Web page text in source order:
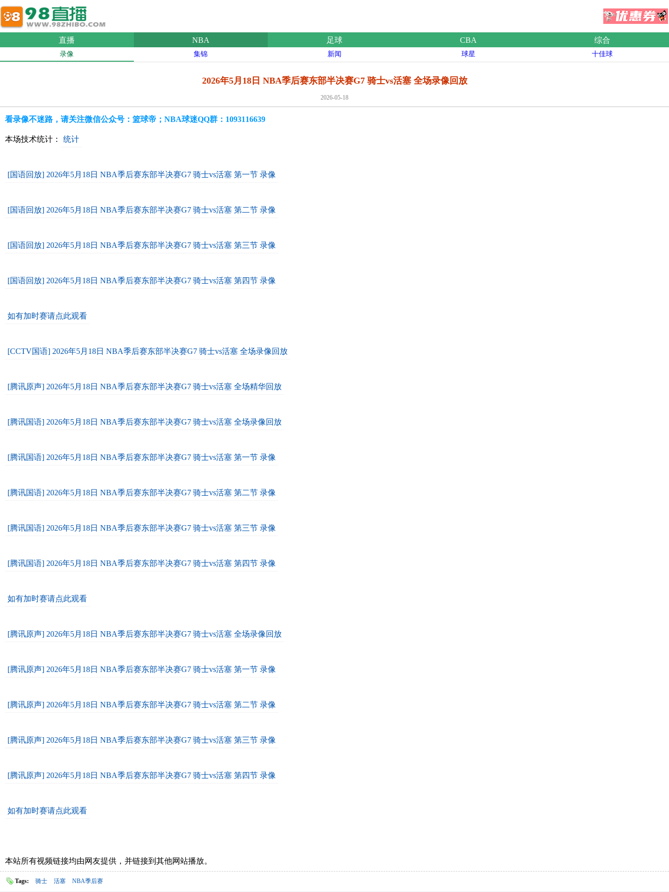
直播 NBA 足球 CBA 综合
录像 集锦 新闻 球星 十佳球
2026年5月18日 NBA季后赛东部半决赛G7 骑士vs活塞 全场录像回放
2026-05-18
看录像不迷路，请关注微信公众号：篮球帝；NBA球迷QQ群：1093116639
本场技术统计： 统计
[国语回放] 2026年5月18日 NBA季后赛东部半决赛G7 骑士vs活塞 第一节 录像
[国语回放] 2026年5月18日 NBA季后赛东部半决赛G7 骑士vs活塞 第二节 录像
[国语回放] 2026年5月18日 NBA季后赛东部半决赛G7 骑士vs活塞 第三节 录像
[国语回放] 2026年5月18日 NBA季后赛东部半决赛G7 骑士vs活塞 第四节 录像
如有加时赛请点此观看
[CCTV国语] 2026年5月18日 NBA季后赛东部半决赛G7 骑士vs活塞 全场录像回放
[腾讯原声] 2026年5月18日 NBA季后赛东部半决赛G7 骑士vs活塞 全场精华回放
[腾讯国语] 2026年5月18日 NBA季后赛东部半决赛G7 骑士vs活塞 全场录像回放
[腾讯国语] 2026年5月18日 NBA季后赛东部半决赛G7 骑士vs活塞 第一节 录像
[腾讯国语] 2026年5月18日 NBA季后赛东部半决赛G7 骑士vs活塞 第二节 录像
[腾讯国语] 2026年5月18日 NBA季后赛东部半决赛G7 骑士vs活塞 第三节 录像
[腾讯国语] 2026年5月18日 NBA季后赛东部半决赛G7 骑士vs活塞 第四节 录像
如有加时赛请点此观看
[腾讯原声] 2026年5月18日 NBA季后赛东部半决赛G7 骑士vs活塞 全场录像回放
[腾讯原声] 2026年5月18日 NBA季后赛东部半决赛G7 骑士vs活塞 第一节 录像
[腾讯原声] 2026年5月18日 NBA季后赛东部半决赛G7 骑士vs活塞 第二节 录像
[腾讯原声] 2026年5月18日 NBA季后赛东部半决赛G7 骑士vs活塞 第三节 录像
[腾讯原声] 2026年5月18日 NBA季后赛东部半决赛G7 骑士vs活塞 第四节 录像
如有加时赛请点此观看
本站所有视频链接均由网友提供，并链接到其他网站播放。
Tags: 骑士 活塞 NBA季后赛